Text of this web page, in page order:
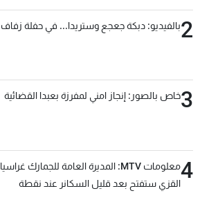
2بالفيديو: دبكة جعجع وستريدا... في حفلة زفاف
3خاص بالصور: إنجاز امني لمفرزة بعبدا القضائية
4
معلومات MTV: المديرة العامة للجمارك غراسيا
القزي ستفتح بعد قليل السكانر عند نقطة